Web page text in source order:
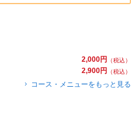
2,000円
（税込）
2,900円
（税込）
コース・メニューをもっと見る